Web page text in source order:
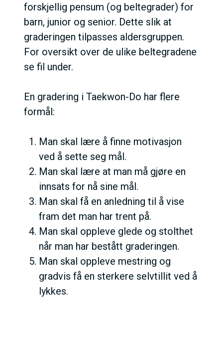
forskjellig pensum (og beltegrader) for
barn, junior og senior. Dette slik at
graderingen tilpasses aldersgruppen.
For oversikt over de ulike beltegradene
se fil under.
En gradering i Taekwon-Do har flere
formål:
Man skal lære å finne motivasjon
ved å sette seg mål.
Man skal lære at man må gjøre en
innsats for nå sine mål.
Man skal få en anledning til å vise
fram det man har trent på.
Man skal oppleve glede og stolthet
når man har bestått graderingen.
Man skal oppleve mestring og
gradvis få en sterkere selvtillit ved å
lykkes.